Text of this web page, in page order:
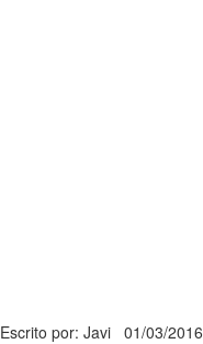
Escrito por: Javi 01/03/